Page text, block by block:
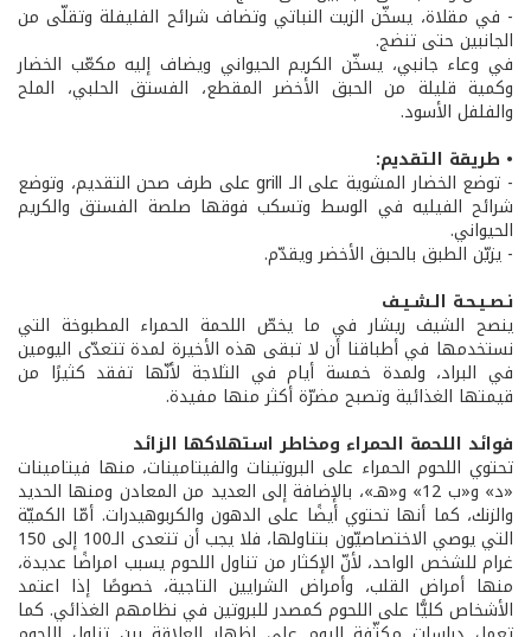
- في مقلاة، يسخّن الزيت النباتي وتضاف شرائح الفليفلة وتقلّى من
الجانبين حتى تنضج.
في وعاء جانبي، يسخّن الكريم الحيواني ويضاف إليه مكعّب الخضار
وكمية قليلة من الحبق الأخضر المقطع، الفستق الحلبي، الملح
والفلفل الأسود.
• طريقة التقديم:
- توضع الخضار المشوية على الـ grill على طرف صحن التقديم، وتوضع
شرائح الفيليه في الوسط وتسكب فوقها صلصة الفستق والكريم
الحيواني.
- يزيّن الطبق بالحبق الأخضر ويقدّم.
نـصـيـحـة الـشـيـف
ينصح الشيف ريشار في ما يخصّ اللحمة الحمراء المطبوخة التي
نستخدمها في أطباقنا أن لا تبقى هذه الأخيرة لمدة تتعدّى اليومين
في البراد، ولمدة خمسة أيام في الثلاجة لأنّها تفقد كثيرًا من
قيمتها الغذائية وتصبح مضرّة أكثر منها مفيدة.
فوائد اللحمة الحمراء ومخاطر استهلاكها الزائد
تحتوي اللحوم الحمراء على البروتينات والفيتامينات، منها فيتامينات
«د» و«ب 12» و«هـ»، بالإضافة إلى العديد من المعادن ومنها الحديد
والزنك، كما أنها تحتوي أيضًا على الدهون والكربوهيدرات. أمّا الكميّة
التي يوصي الاختصاصيّون بتناولها، فلا يجب أن تتعدى الـ100 إلى 150
غرام للشخص الواحد، لأنّ الإكثار من تناول اللحوم يسبب امراضًا عديدة،
منها أمراض القلب، وأمراض الشرايين التاجية، خصوصًا إذا اعتمد
الأشخاص كليًّا على اللحوم كمصدر للبروتين في نظامهم الغذائي. كما